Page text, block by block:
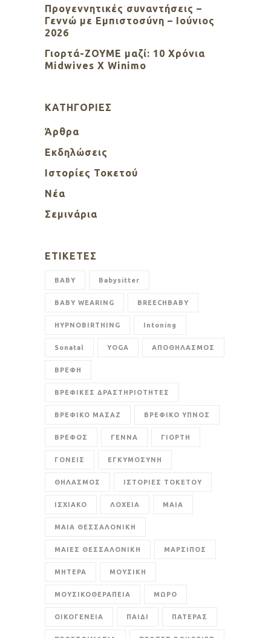
Προγεννητικές συναντήσεις –
Γεννώ με Εμπιστοσύνη – Ιούνιος
2026
Γιορτά-ΖΟΥΜΕ μαζί: 10 Χρόνια
Midwives X Winimo
KΑΤΗΓΟΡΊΕΣ
Άρθρα
Εκδηλώσεις
Ιστορίες Τοκετού
Νέα
Σεμινάρια
ΕΤΙΚΈΤΕΣ
BABY Babysitter
BABY WEARING BREECHBABY
HYPNOBIRTHING Intoning
Sonatal YOGA ΑΠΟΘΗΛΑΣΜΟΣ
ΒΡΕΦΗ
ΒΡΕΦΙΚΕΣ ΔΡΑΣΤΗΡΙΟΤΗΤΕΣ
ΒΡΕΦΙΚΟ ΜΑΣΑΖ ΒΡΕΦΙΚΟ ΥΠΝΟΣ
ΒΡΕΦΟΣ ΓΕΝΝΑ ΓΙΟΡΤΗ
ΓΟΝΕΙΣ ΕΓΚΥΜΟΣΥΝΗ
ΘΗΛΑΣΜΟΣ ΙΣΤΟΡΙΕΣ ΤΟΚΕΤΟΥ
ΙΣΧΙΑΚΟ ΛΟΧΕΙΑ ΜΑΙΑ
ΜΑΙΑ ΘΕΣΣΑΛΟΝΙΚΗ
ΜΑΙΕΣ ΘΕΣΣΑΛΟΝΙΚΗ ΜΑΡΣΙΠΟΣ
ΜΗΤΕΡΑ ΜΟΥΣΙΚΗ
ΜΟΥΣΙΚΟΘΕΡΑΠΕΙΑ ΜΩΡΟ
ΟΙΚΟΓΕΝΕΙΑ ΠΑΙΔΙ ΠΑΤΕΡΑΣ